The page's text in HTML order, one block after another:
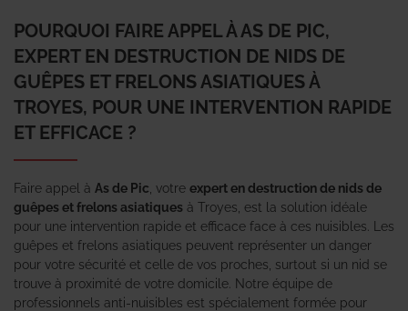
POURQUOI FAIRE APPEL À AS DE PIC,
EXPERT EN DESTRUCTION DE NIDS DE
GUÊPES ET FRELONS ASIATIQUES À
TROYES, POUR UNE INTERVENTION RAPIDE
ET EFFICACE ?
Faire appel à As de Pic , votre expert en destruction de nids de
guêpes et frelons asiatiques à Troyes, est la solution idéale
pour une intervention rapide et efficace face à ces nuisibles. Les
guêpes et frelons asiatiques peuvent représenter un danger
pour votre sécurité et celle de vos proches, surtout si un nid se
trouve à proximité de votre domicile. Notre équipe de
professionnels anti-nuisibles est spécialement formée pour